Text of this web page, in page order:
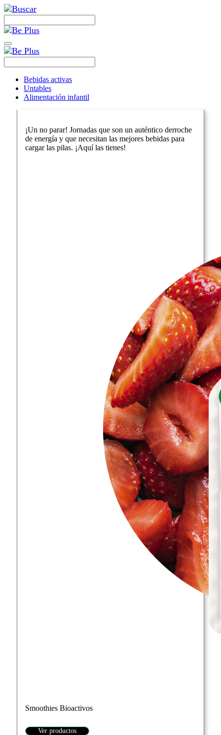
Bebidas activas
Untables
Alimentación infantil
¡Un no parar! Jornadas que son un auténtico derroche
de energía y que necesitan las mejores bebidas para
cargar las pilas. ¡Aquí las tienes!
Smoothies Bioactivos
Ver productos